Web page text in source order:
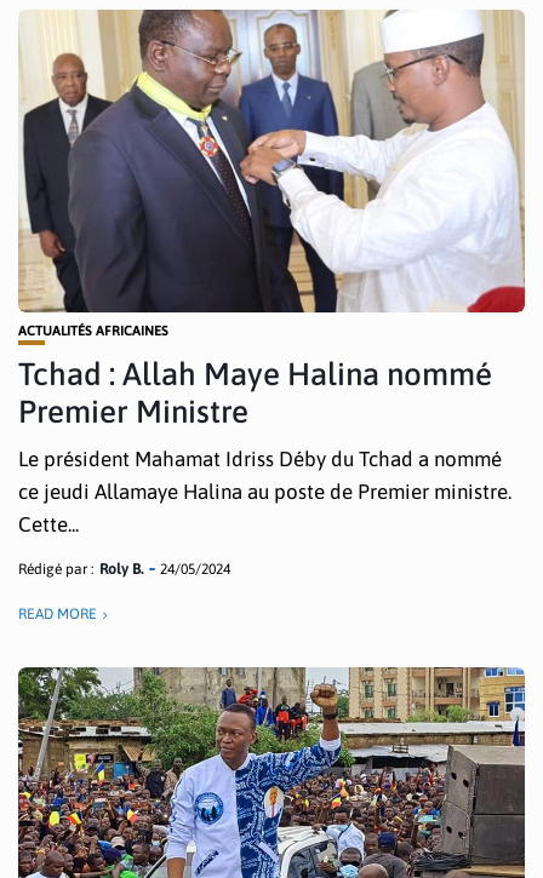
ACTUALITÉS AFRICAINES
Tchad : Allah Maye Halina nommé
Premier Ministre
Le président Mahamat Idriss Déby du Tchad a nommé
ce jeudi Allamaye Halina au poste de Premier ministre.
Cette...
Rédigé par : Roly B. 24/05/2024
READ MORE